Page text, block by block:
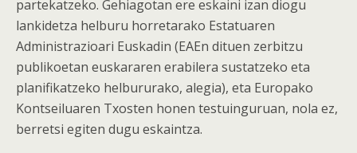
partekatzeko. Gehiagotan ere eskaini izan diogu
lankidetza helburu horretarako Estatuaren
Administrazioari Euskadin (EAEn dituen zerbitzu
publikoetan euskararen erabilera sustatzeko eta
planifikatzeko helbururako, alegia), eta Europako
Kontseiluaren Txosten honen testuinguruan, nola ez,
berretsi egiten dugu eskaintza.